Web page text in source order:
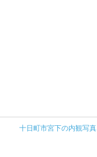
十日町市宮下の内観写真